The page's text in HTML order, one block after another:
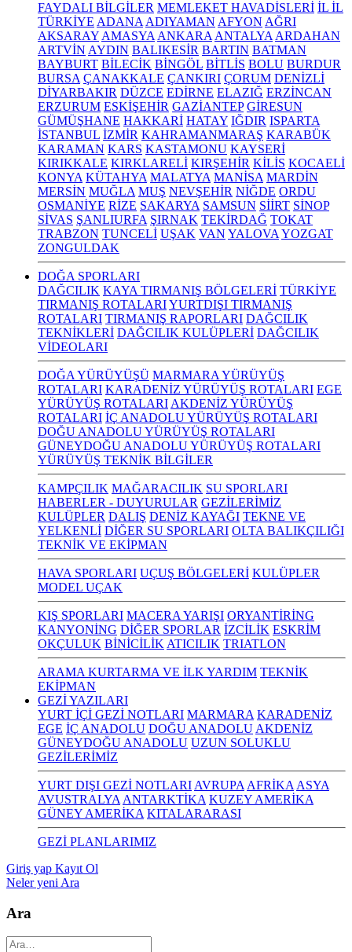
FAYDALI BİLGİLER MEMLEKET HAVADİSLERİ İL İL
TÜRKİYE ADANA ADIYAMAN AFYON AĞRI
AKSARAY AMASYA ANKARA ANTALYA ARDAHAN
ARTVİN AYDIN BALIKESİR BARTIN BATMAN
BAYBURT BİLECİK BİNGÖL BİTLİS BOLU BURDUR
BURSA ÇANAKKALE ÇANKIRI ÇORUM DENİZLİ
DİYARBAKIR DÜZCE EDİRNE ELAZIĞ ERZİNCAN
ERZURUM ESKİŞEHİR GAZİANTEP GİRESUN
GÜMÜŞHANE HAKKARİ HATAY IĞDIR ISPARTA
İSTANBUL İZMİR KAHRAMANMARAŞ KARABÜK
KARAMAN KARS KASTAMONU KAYSERİ
KIRIKKALE KIRKLARELİ KIRŞEHİR KİLİS KOCAELİ
KONYA KÜTAHYA MALATYA MANİSA MARDİN
MERSİN MUĞLA MUŞ NEVŞEHİR NİĞDE ORDU
OSMANİYE RİZE SAKARYA SAMSUN SİİRT SİNOP
SİVAS ŞANLIURFA ŞIRNAK TEKİRDAĞ TOKAT
TRABZON TUNCELİ UŞAK VAN YALOVA YOZGAT
ZONGULDAK
DOĞA SPORLARI
DAĞCILIK KAYA TIRMANIŞ BÖLGELERİ TÜRKİYE
TIRMANIŞ ROTALARIYURTDIŞI TIRMANIŞ
ROTALARI TIRMANIŞ RAPORLARI DAĞCILIK
TEKNİKLERİ DAĞCILIK KULÜPLERİ DAĞCILIK
VİDEOLARI
DOĞA YÜRÜYÜŞÜ MARMARA YÜRÜYÜŞ
ROTALARI KARADENİZ YÜRÜYÜŞ ROTALARI EGE
YÜRÜYÜŞ ROTALARI AKDENİZ YÜRÜYÜŞ
ROTALARI İÇ ANADOLU YÜRÜYÜŞ ROTALARI
DOĞU ANADOLU YÜRÜYÜŞ ROTALARI
GÜNEYDOĞU ANADOLU YÜRÜYÜŞ ROTALARI
YÜRÜYÜŞ TEKNİK BİLGİLER
KAMPÇILIK MAĞARACILIK SU SPORLARI
HABERLER - DUYURULAR GEZİLERİMİZ
KULÜPLER DALIŞ DENİZ KAYAĞI TEKNE VE
YELKENLİ DİĞER SU SPORLARI OLTA BALIKÇILIĞI
TEKNİK VE EKİPMAN
HAVA SPORLARI UÇUŞ BÖLGELERİ KULÜPLER
MODEL UÇAK
KIŞ SPORLARI MACERA YARIŞI ORYANTİRİNG
KANYONİNG DİĞER SPORLAR İZCİLİK ESKRİM
OKÇULUK BİNİCİLİK ATICILIK TRIATLON
ARAMA KURTARMA VE İLK YARDIM TEKNİK
EKİPMAN
GEZİ YAZILARI
YURT İÇİ GEZİ NOTLARI MARMARA KARADENİZ
EGE İÇ ANADOLU DOĞU ANADOLU AKDENİZ
GÜNEYDOĞU ANADOLU UZUN SOLUKLU
GEZİLERİMİZ
YURT DIŞI GEZİ NOTLARI AVRUPA AFRİKA ASYA
AVUSTRALYA ANTARKTİKA KUZEY AMERİKA
GÜNEY AMERİKA KITALARARASI
GEZİ PLANLARIMIZ
Giriş yap Kayıt Ol
Neler yeni Ara
Ara